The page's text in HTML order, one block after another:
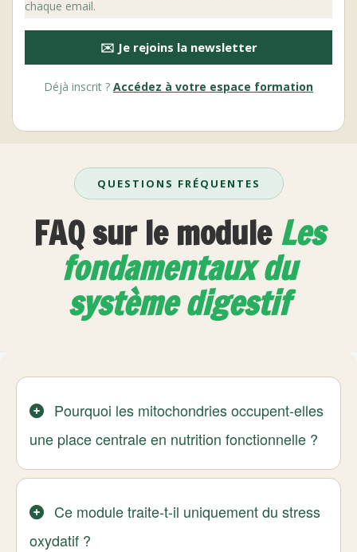
chaque email.
✉️ Je rejoins la newsletter
Déjà inscrit ? Accédez à votre espace formation
QUESTIONS FRÉQUENTES
FAQ sur le moduleLes
fondamentaux du
système digestif
Pourquoi les mitochondries occupent-elles
une place centrale en nutrition fonctionnelle ?
Ce module traite-t-il uniquement du stress
oxydatif ?